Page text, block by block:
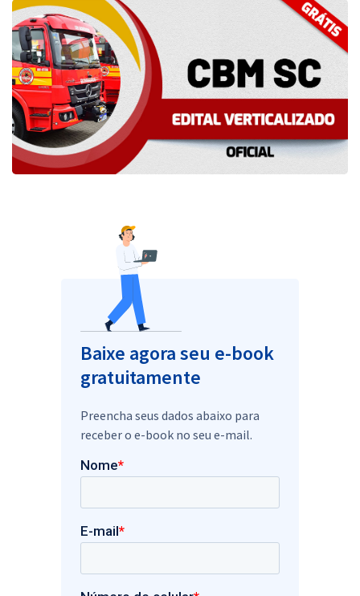
Pós
Graduação
OAB
Mentorias
Questões grátis
Baixe agora seu e-book
gratuitamente
Preencha seus dados abaixo para
receber o e-book no seu e-mail.